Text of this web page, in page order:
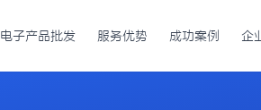
电子产品批发 服务优势 成功案例 企